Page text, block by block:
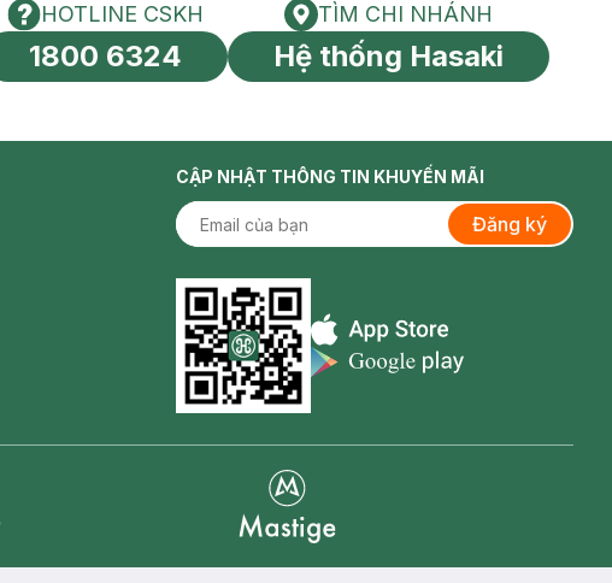
uy tín toàn cầu
HOTLINE CSKH
HOTLINE CSKH
1800 6324
Tìm chi nhánh
TÌM CHI NHÁNH
Hệ thống Hasaki
CẬP NHẬT THÔNG TIN KHUYẾN MÃI
Đăng ký
Appstore icon